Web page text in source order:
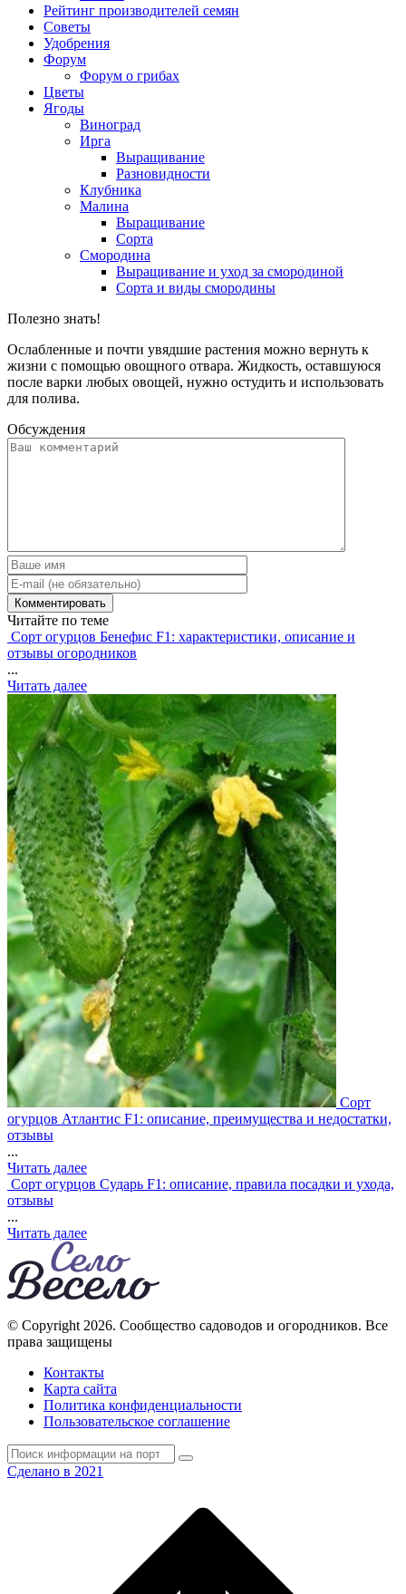
Рейтинг производителей семян
Советы
Удобрения
Форум
Форум о грибах
Цветы
Ягоды
Виноград
Ирга
Выращивание
Разновидности
Клубника
Малина
Выращивание
Сорта
Смородина
Выращивание и уход за смородиной
Сорта и виды смородины
Полезно знать!
Ослабленные и почти увядшие растения можно вернуть к
жизни с помощью овощного отвара. Жидкость, оставшуюся
после варки любых овощей, нужно остудить и использовать
для полива.
Обсуждения
Читайте по теме
Сорт огурцов Бенефис F1: характеристики, описание и
отзывы огородников
...
Читать далее
Сорт
огурцов Атлантис F1: описание, преимущества и недостатки,
отзывы
...
Читать далее
Сорт огурцов Сударь F1: описание, правила посадки и ухода,
отзывы
...
Читать далее
© Copyright 2026. Cообщество садоводов и огородников. Все
права защищены
Контакты
Карта сайта
Политика конфиденциальности
Пользовательское соглашение
Сделано в 2021